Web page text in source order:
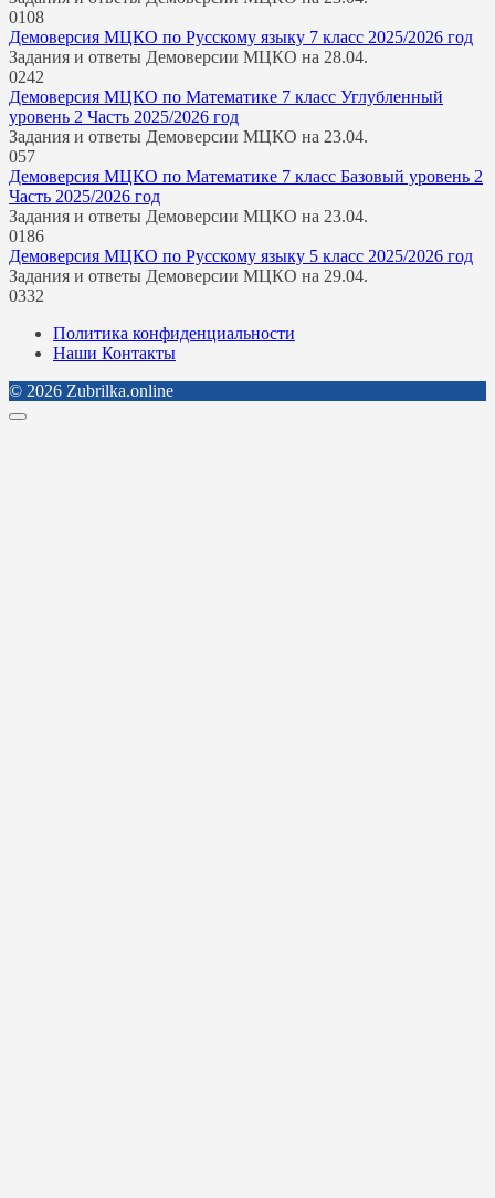
0108
Демоверсия МЦКО по Русскому языку 7 класс 2025/2026 год
Задания и ответы Демоверсии МЦКО на 28.04.
0242
Демоверсия МЦКО по Математике 7 класс Углубленный
уровень 2 Часть 2025/2026 год
Задания и ответы Демоверсии МЦКО на 23.04.
057
Демоверсия МЦКО по Математике 7 класс Базовый уровень 2
Часть 2025/2026 год
Задания и ответы Демоверсии МЦКО на 23.04.
0186
Демоверсия МЦКО по Русскому языку 5 класс 2025/2026 год
Задания и ответы Демоверсии МЦКО на 29.04.
0332
Политика конфиденциальности
Наши Контакты
© 2026 Zubrilka.online